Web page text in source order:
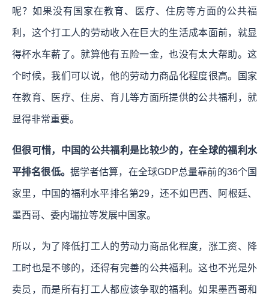
呢？如果没有国家在教育、医疗、住房等方面的公共福
利，这个打工人的劳动收入在巨大的生活成本面前，就显
得杯水车薪了。就算他有五险一金，也没有太大帮助。这
个时候，我们可以说，他的劳动力商品化程度很高。国家
在教育、医疗、住房、育儿等方面所提供的公共福利，就
显得非常重要。
但很可惜，中国的公共福利是比较少的，在全球的福利水
平排名很低。 据学者估算，在全球GDP总量靠前的36个国
家里，中国的福利水平排名第29，还不如巴西、阿根廷、
墨西哥、委内瑞拉等发展中国家。
所以，为了降低打工人的劳动力商品化程度，涨工资、降
工时也是不够的，还得有完善的公共福利。这也不光是外
卖员，而是所有打工人都应该争取的福利。如果墨西哥和